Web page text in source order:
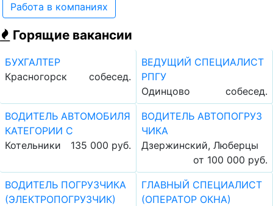
Работа в компаниях
Горящие вакансии
БУХГАЛТЕР
Красногорск
собесед.
ВЕДУЩИЙ СПЕЦИАЛИСТ
РПГУ
Одинцово
собесед.
ВОДИТЕЛЬ АВТОМОБИЛЯ
КАТЕГОРИИ С
Котельники
135 000 руб.
ВОДИТЕЛЬ АВТОПОГРУЗ
ЧИКА
Дзержинский, Люберцы
от 100 000 руб.
ВОДИТЕЛЬ ПОГРУЗЧИКА
(ЭЛЕКТРОПОГРУЗЧИК)
ГЛАВНЫЙ СПЕЦИАЛИСТ
(ОПЕРАТОР ОКНА)